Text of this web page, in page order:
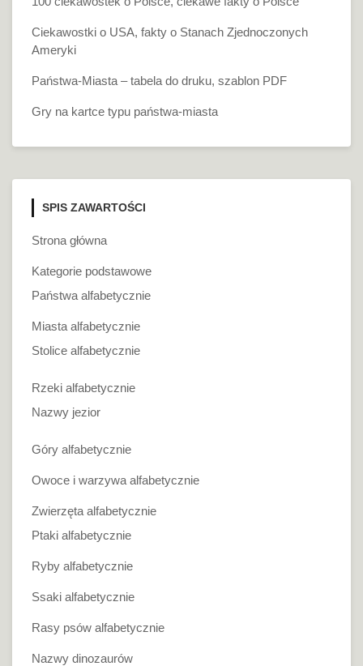
Ciekawostki o USA, fakty o Stanach Zjednoczonych
Ameryki
Państwa-Miasta – tabela do druku, szablon PDF
Gry na kartce typu państwa-miasta
SPIS ZAWARTOŚCI
Strona główna
Kategorie podstawowe
Państwa alfabetycznie
Miasta alfabetycznie
Stolice alfabetycznie
Rzeki alfabetycznie
Nazwy jezior
Góry alfabetycznie
Owoce i warzywa alfabetycznie
Zwierzęta alfabetycznie
Ptaki alfabetycznie
Ryby alfabetycznie
Ssaki alfabetycznie
Rasy psów alfabetycznie
Nazwy dinozaurów